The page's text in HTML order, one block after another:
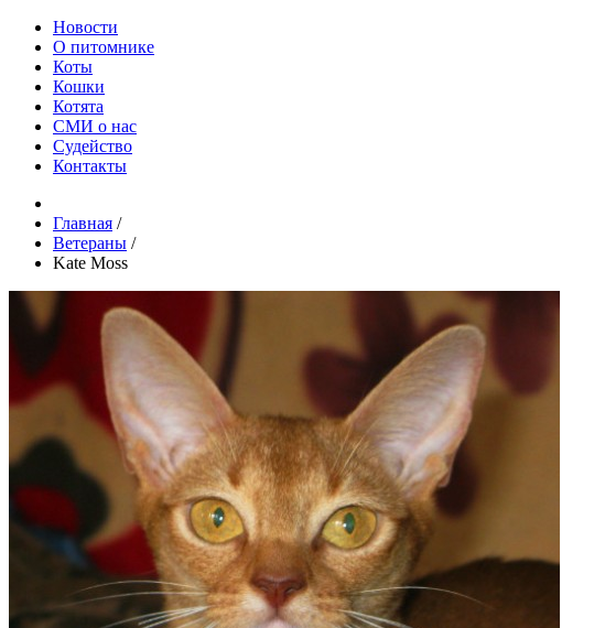
Новости
О питомнике
Коты
Кошки
Котята
СМИ о нас
Судейство
Контакты
Главная /
Ветераны /
Kate Moss